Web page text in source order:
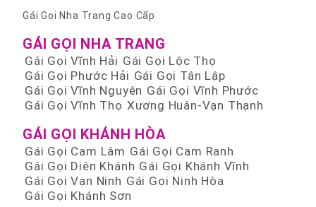
Gái Gọi Nha Trang Cao Cấp
GÁI GỌI NHA TRANG
Gái Gọi Vĩnh Hải Gái Gọi Lộc Thọ
Gái Gọi Phước Hải Gái Gọi Tân Lập
Gái Gọi Vĩnh Nguyên Gái Gọi Vĩnh Phước
Gái Gọi Vĩnh Thọ Xương Huân-Vạn Thạnh
GÁI GỌI KHÁNH HÒA
Gái Gọi Cam Lâm Gái Gọi Cam Ranh
Gái Gọi Diên Khánh Gái Gọi Khánh Vĩnh
Gái Gọi Vạn Ninh Gái Gọi Ninh Hòa
Gái Gọi Khánh Sơn